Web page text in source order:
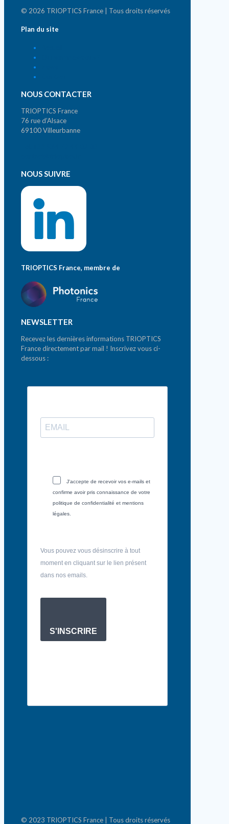
© 2026 TRIOPTICS France | Tous droits réservés
Plan du site
NOUS CONTACTER
TRIOPTICS France
76 rue d’Alsace
69100 Villeurbanne
NOUS SUIVRE
TRIOPTICS France, membre de
NEWSLETTER
Recevez les dernières informations TRIOPTICS
France directement par mail ! Inscrivez vous ci-
dessous :
J'accepte de recevoir vos e-mails et
confirme avoir pris connaissance de votre
politique de confidentialité et mentions
légales.
Vous pouvez vous désinscrire à tout
moment en cliquant sur le lien présent
dans nos emails.
S'INSCRIRE
© 2023 TRIOPTICS France | Tous droits réservés